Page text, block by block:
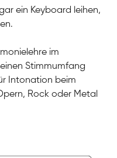
ein Keyboard leihen,
im
Stimmumfang
Intonation beim
Rock oder Metal